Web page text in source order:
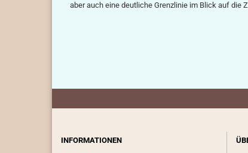
aber auch eine deutliche Grenzlinie im Blick auf die
INFORMATIONEN